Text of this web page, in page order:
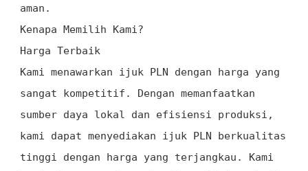
aman.
Kenapa Memilih Kami?
Harga Terbaik
Kami menawarkan ijuk PLN dengan harga yang
sangat kompetitif. Dengan memanfaatkan
sumber daya lokal dan efisiensi produksi,
kami dapat menyediakan ijuk PLN berkualitas
tinggi dengan harga yang terjangkau. Kami